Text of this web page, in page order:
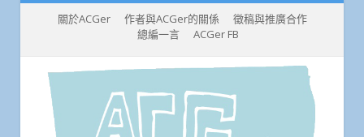
關於ACGer 作者與ACGer的關係
徵稿與推廣合作
總編一言
ACGer FB